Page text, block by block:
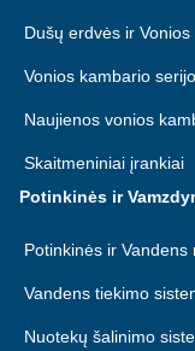
Dušų erdvės ir Vonios
Vonios kambario
Naujienos vonios
Skaitmeniniai įrankiai
Potinkinės ir
Potinkinės ir
Vandens tiekimo
Nuotekų šalinimo